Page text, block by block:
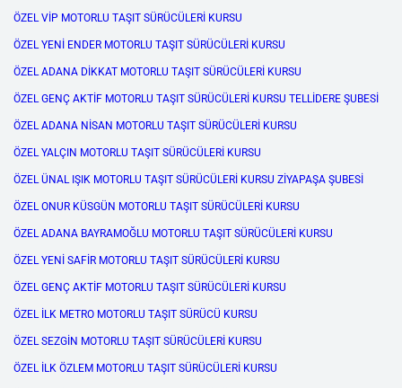
ÖZEL VİP MOTORLU TAŞIT SÜRÜCÜLERİ KURSU
ÖZEL YENİ ENDER MOTORLU TAŞIT SÜRÜCÜLERİ KURSU
ÖZEL ADANA DİKKAT MOTORLU TAŞIT SÜRÜCÜLERİ KURSU
ÖZEL GENÇ AKTİF MOTORLU TAŞIT SÜRÜCÜLERİ KURSU TELLİDERE ŞUBESİ
ÖZEL ADANA NİSAN MOTORLU TAŞIT SÜRÜCÜLERİ KURSU
ÖZEL YALÇIN MOTORLU TAŞIT SÜRÜCÜLERİ KURSU
ÖZEL ÜNAL IŞIK MOTORLU TAŞIT SÜRÜCÜLERİ KURSU ZİYAPAŞA ŞUBESİ
ÖZEL ONUR KÜSGÜN MOTORLU TAŞIT SÜRÜCÜLERİ KURSU
ÖZEL ADANA BAYRAMOĞLU MOTORLU TAŞIT SÜRÜCÜLERİ KURSU
ÖZEL YENİ SAFİR MOTORLU TAŞIT SÜRÜCÜLERİ KURSU
ÖZEL GENÇ AKTİF MOTORLU TAŞIT SÜRÜCÜLERİ KURSU
ÖZEL İLK METRO MOTORLU TAŞIT SÜRÜCÜ KURSU
ÖZEL SEZGİN MOTORLU TAŞIT SÜRÜCÜLERİ KURSU
ÖZEL İLK ÖZLEM MOTORLU TAŞIT SÜRÜCÜLERİ KURSU